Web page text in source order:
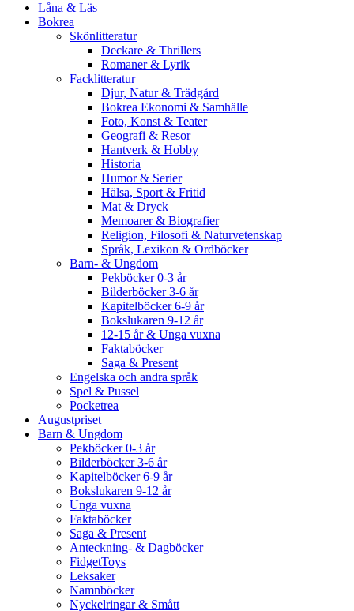
Låna & Läs
Bokrea
Skönlitteratur
Deckare & Thrillers
Romaner & Lyrik
Facklitteratur
Djur, Natur & Trädgård
Bokrea Ekonomi & Samhälle
Foto, Konst & Teater
Geografi & Resor
Hantverk & Hobby
Historia
Humor & Serier
Hälsa, Sport & Fritid
Mat & Dryck
Memoarer & Biografier
Religion, Filosofi & Naturvetenskap
Språk, Lexikon & Ordböcker
Barn- & Ungdom
Pekböcker 0-3 år
Bilderböcker 3-6 år
Kapitelböcker 6-9 år
Bokslukaren 9-12 år
12-15 år & Unga vuxna
Faktaböcker
Saga & Present
Engelska och andra språk
Spel & Pussel
Pocketrea
Augustpriset
Barn & Ungdom
Pekböcker 0-3 år
Bilderböcker 3-6 år
Kapitelböcker 6-9 år
Bokslukaren 9-12 år
Unga vuxna
Faktaböcker
Saga & Present
Anteckning- & Dagböcker
FidgetToys
Leksaker
Namnböcker
Nyckelringar & Smått